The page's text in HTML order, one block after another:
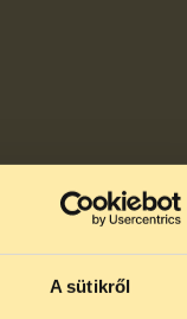
A sütikről
hallhatóak a
alatt
A bíróság
az ítélet
ítéletben
és a